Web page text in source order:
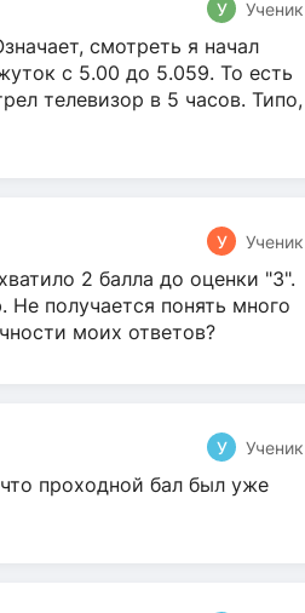
У Ученик
смотреть я начал
с 5.00 до 5.059. То есть
телевизор в 5 часов. Типо,
У Ученик
2 балла до оценки "3".
получается понять много
моих ответов?
У Ученик
проходной бал был уже